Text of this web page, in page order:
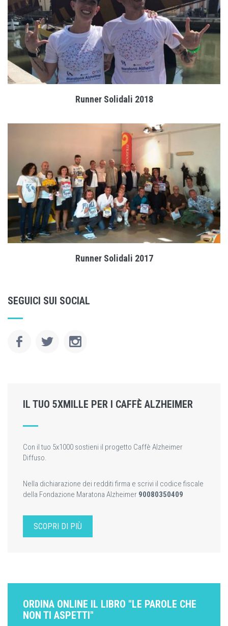
Runner Solidali 2018
Runner Solidali 2017
SEGUICI SUI SOCIAL
IL TUO 5XMILLE PER I CAFFÈ ALZHEIMER
Con il tuo 5x1000 sostieni il progetto Caffè Alzheimer
Diffuso.
Nella dichiarazione dei redditi firma e scrivi il codice fiscale
della Fondazione Maratona Alzheimer 90080350409
SCOPRI DI PIÙ
ORDINA ONLINE IL LIBRO "LE PAROLE CHE
NON TI ASPETTI"